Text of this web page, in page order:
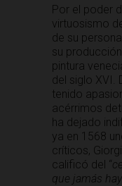
Por el poder
virtuosismo
de su
su
pintura
del siglo XVI.
tenido
acérrimos
ha dejado
ya en 1568
críticos,
calificó del “
que jamás